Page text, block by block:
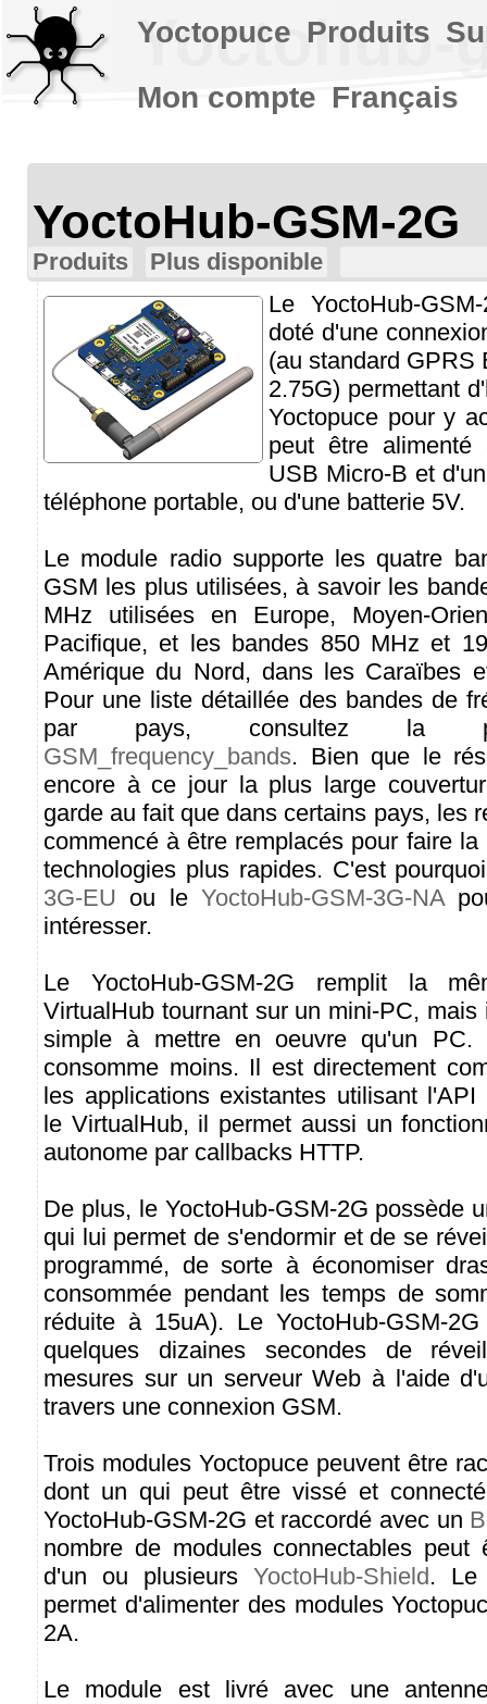
Yoctohub-
YoctoHub-GSM-2G
Produits
Plus disponible
Le YoctoHub-
doté d'une
(au standard GPRS
2.75G) permettant
Yoctopuce pour y
peut être
USB Micro-B et
téléphone portable, ou d'une batterie 5V.
Le module radio supporte les quatre
GSM les plus utilisées, à savoir les
MHz utilisées en Europe, Moyen-
Pacifique, et les bandes 850 MHz et
Amérique du Nord, dans les Caraïbes
Pour une liste détaillée des bandes de
par pays, consultez la
GSM_frequency_bands. Bien que le
encore à ce jour la plus large
garde au fait que dans certains pays, les
commencé à être remplacés pour faire
technologies plus rapides. C'est
3G-EU ou le YoctoHub-GSM-3G-NA
intéresser.
Le YoctoHub-GSM-2G remplit la
VirtualHub tournant sur un mini-PC,
simple à mettre en oeuvre qu'un
consomme moins. Il est directement
les applications existantes utilisant l'API
le VirtualHub, il permet aussi un
autonome par callbacks HTTP.
De plus, le YoctoHub-GSM-2G possède
qui lui permet de s'endormir et de se
programmé, de sorte à économiser
consommée pendant les temps de
réduite à 15uA). Le YoctoHub-GSM-
quelques dizaines secondes de
mesures sur un serveur Web à l'aide
travers une connexion GSM.
Trois modules Yoctopuce peuvent être
dont un qui peut être vissé et
YoctoHub-GSM-2G et raccordé avec un
nombre de modules connectables peut
d'un ou plusieurs YoctoHub-Shield. Le
permet d'alimenter des modules
2A.
Le module est livré avec une
Yoctopuce Produits
Mon compte Français